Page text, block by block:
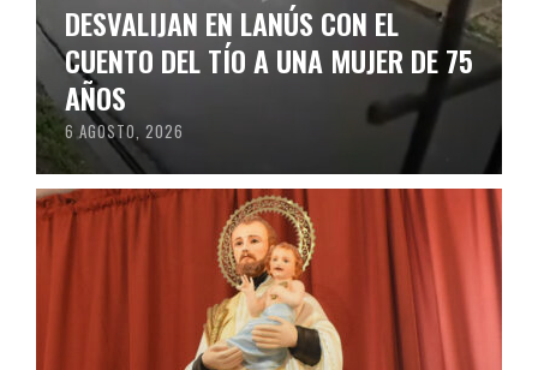
DESVALIJAN EN LANÚS CON EL
CUENTO DEL TÍO A UNA MUJER DE 75
AÑOS
6 AGOSTO, 2026